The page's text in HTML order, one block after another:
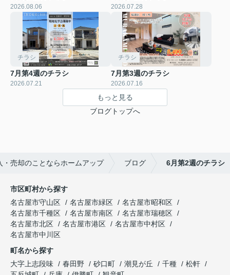
2026.08.06 2026.07.28
チラシ
7月第4週のチラシ
2026.07.21
チラシ
7月第3週のチラシ
2026.07.16
もっと見る
ブログトップへ
売却のことならホームアップ ブログ 6月第2週のチラシ
市区町村から探す
名古屋市守山区
名古屋市緑区
名古屋市昭和区
名古屋市千種区
名古屋市南区
名古屋市瑞穂区
名古屋市北区
名古屋市港区
名古屋市中村区
名古屋市中川区
町名から探す
大字上志段味
春田野 砂口町 潮見が丘 千種
松軒